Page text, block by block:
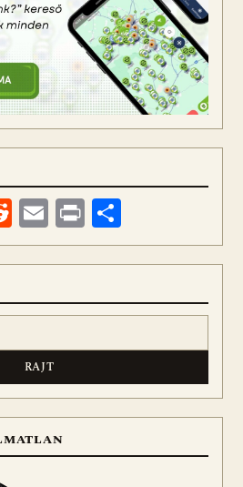
Reddit
Email
Print
meg